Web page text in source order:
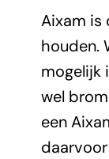
Aixam is
houden.
mogelijk
wel
een